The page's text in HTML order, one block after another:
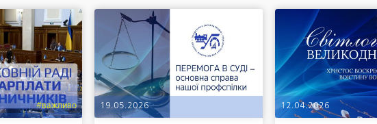
#важливо 19.05.2026 12.04.2026